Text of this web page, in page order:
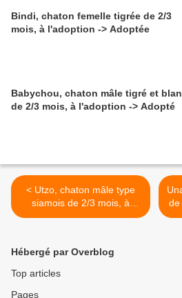
Bindi, chaton femelle tigrée de 2/3
mois, à l'adoption -> Adoptée
Babychou, chaton mâle tigré et
de 2/3 mois, à l'adoption -> Adopté
< Utzo, chaton mâle type
siamois de 2/3 mois, à
l'adoption -> adopté
de
Hébergé par Overblog
Top articles
Pages